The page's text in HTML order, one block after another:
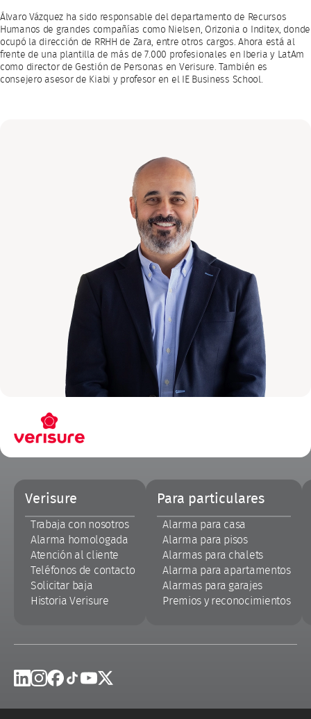
Álvaro Vázquez ha sido responsable del departamento de Recursos
Humanos de grandes compañías como Nielsen, Orizonia o Inditex, donde
ocupó la dirección de RRHH de Zara, entre otros cargos. Ahora está al
frente de una plantilla de más de 7.000 profesionales en Iberia y LatAm
como director de Gestión de Personas en Verisure. También es
consejero asesor de Kiabi y profesor en el IE Business School.
Pie
página
Verisure
Trabaja con nosotros
Alarma homologada
Atención al cliente
Teléfonos de contacto
Solicitar baja
Historia Verisure
Para particulares
Alarma para casa
Alarma para pisos
Alarmas para chalets
Alarma para apartamentos
Alarmas para garajes
Premios y reconocimientos
Linkedin
Instagram
Facebook
Tik TokYoutube